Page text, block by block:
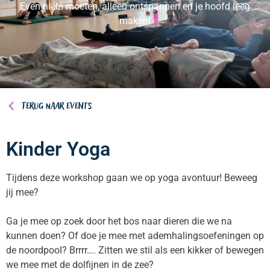
Even niets moeten, alleen ontspannen en je hoofd leeg
maken!
Terug naar events
Kinder Yoga
Tijdens deze workshop gaan we op yoga avontuur! Beweeg
jij mee?
Ga je mee op zoek door het bos naar dieren die we na
kunnen doen? Of doe je mee met ademhalingsoefeningen op
de noordpool? Brrrr…. Zitten we stil als een kikker of bewegen
we mee met de dolfijnen in de zee?